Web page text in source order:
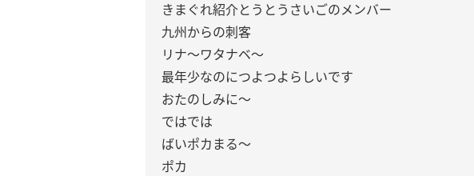
きまぐれ紹介とうとうさいごのメンバー
九州からの刺客
リナ〜ワタナベ〜
最年少なのにつよつよらしいです
おたのしみに〜
ではでは
ばいポカまる〜
ポカ